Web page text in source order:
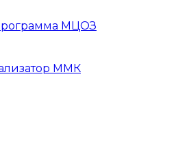
МЦОЗ
ММК